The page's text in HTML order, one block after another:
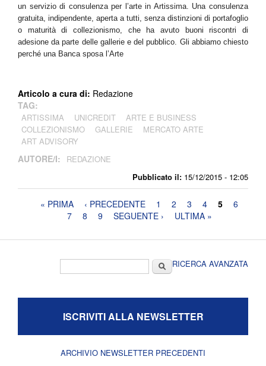
Pubblicato il: 15/12/2015 - 12:05
un servizio di consulenza per l’arte in Artissima. Una consulenza
gratuita, indipendente, aperta a tutti, senza distinzioni di portafoglio
o maturità di collezionismo, che ha avuto buoni riscontri di
adesione da parte delle gallerie e del pubblico. Gli abbiamo chiesto
perché una Banca sposa l’Arte
Articolo a cura di: Redazione
TAG:
ARTISSIMA UNICREDIT
ARTE E BUSINESS
COLLEZIONISMO
GALLERIE
MERCATO ARTE
ART ADVISORY
AUTORE/I: REDAZIONE
Pagine« PRIMA ‹ PRECEDENTE 1 2 3 4 5
6
7
8 9 SEGUENTE › ULTIMA »
CercaRICERCA AVANZATA
ISCRIVITI ALLA NEWSLETTER
ARCHIVIO NEWSLETTER PRECEDENTI